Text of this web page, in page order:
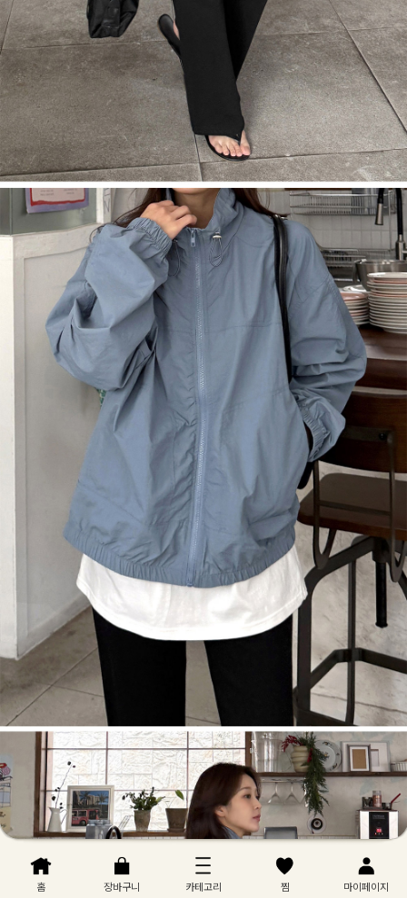
홈 장바구니 카테고리 찜 마이페이지